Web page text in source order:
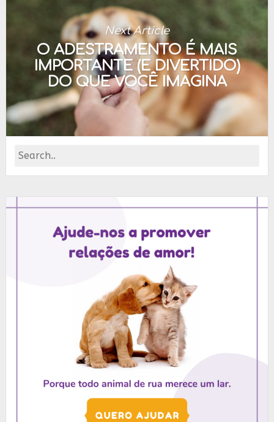
Next Article
O ADESTRAMENTO É MAIS
IMPORTANTE (E DIVERTIDO)
DO QUE VOCÊ IMAGINA